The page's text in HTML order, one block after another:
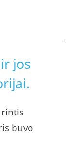
jos
buvo